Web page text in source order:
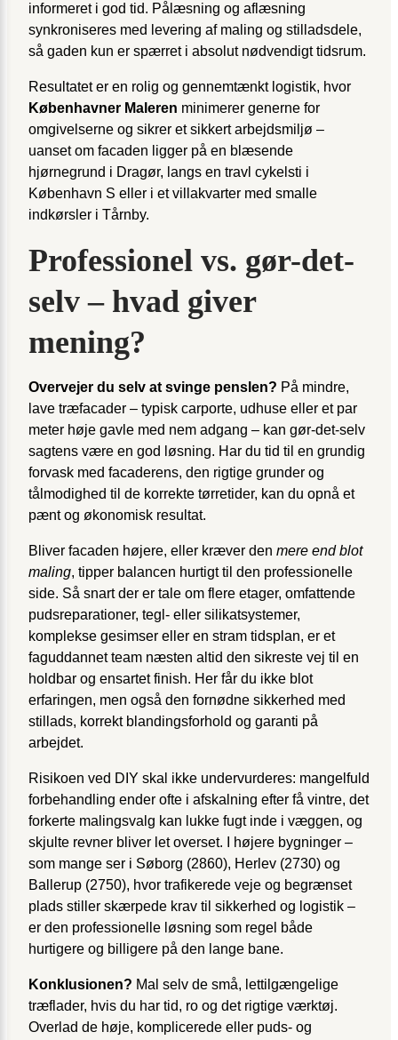
informeret i god tid. Pålæsning og af­læsning
synkroniseres med levering af maling og stilladsdele,
så gaden kun er spærret i absolut nødvendigt tidsrum.
Resultatet er en rolig og gennemtænkt logistik, hvor
Københavner Maleren minimerer generne for
omgivelserne og sikrer et sikkert arbejds­miljø –
uanset om facaden ligger på en blæsende
hjørnegrund i Dragør, langs en travl cykelsti i
København S eller i et villakvarter med smalle
indkørsler i Tårnby.
Professionel vs. gør-det-
selv – hvad giver
mening?
Overvejer du selv at svinge penslen? På mindre,
lave træfacader – typisk carporte, udhuse eller et par
meter høje gavle med nem adgang – kan gør-det-selv
sagtens være en god løsning. Har du tid til en grundig
forvask med facaderens, den rigtige grunder og
tålmodighed til de korrekte tørretider, kan du opnå et
pænt og økonomisk resultat.
Bliver facaden højere, eller kræver den mere end blot
maling, tipper balancen hurtigt til den professionelle
side. Så snart der er tale om flere etager, omfattende
pudsreparationer, tegl- eller silikatsystemer,
komplekse gesimser eller en stram tidsplan, er et
faguddannet team næsten altid den sikreste vej til en
holdbar og ensartet finish. Her får du ikke blot
erfaringen, men også den fornødne sikkerhed med
stillads, korrekt blandingsforhold og garanti på
arbejdet.
Risikoen ved DIY skal ikke undervurderes: mangelfuld
forbehandling ender ofte i afskalning efter få vintre, det
forkerte malingsvalg kan lukke fugt inde i væggen, og
skjulte revner bliver let overset. I højere bygninger –
som mange ser i Søborg (2860), Herlev (2730) og
Ballerup (2750), hvor trafikerede veje og begrænset
plads stiller skærpede krav til sikkerhed og logistik –
er den professionelle løsning som regel både
hurtigere og billigere på den lange bane.
Konklusionen? Mal selv de små, lettilgængelige
træflader, hvis du har tid, ro og det rigtige værktøj.
Overlad de høje, komplicerede eller puds- og